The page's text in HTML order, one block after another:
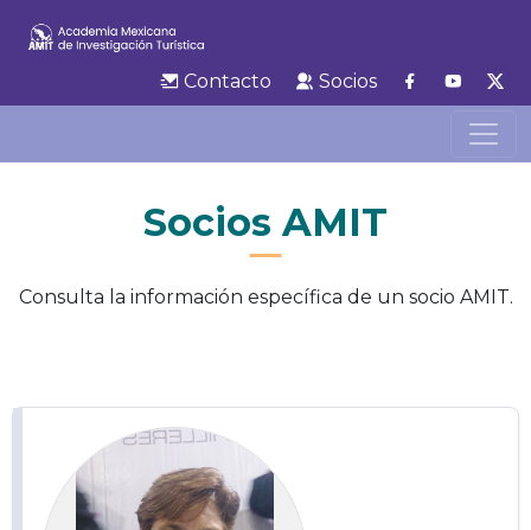
Contacto Socios
Socios AMIT
Consulta la información específica de un socio AMIT.